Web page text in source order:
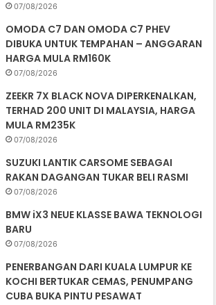
07/08/2026
OMODA C7 DAN OMODA C7 PHEV
DIBUKA UNTUK TEMPAHAN – ANGGARAN
HARGA MULA RM160K
07/08/2026
ZEEKR 7X BLACK NOVA DIPERKENALKAN,
TERHAD 200 UNIT DI MALAYSIA, HARGA
MULA RM235K
07/08/2026
SUZUKI LANTIK CARSOME SEBAGAI
RAKAN DAGANGAN TUKAR BELI RASMI
07/08/2026
BMW iX3 NEUE KLASSE BAWA TEKNOLOGI
BARU
07/08/2026
PENERBANGAN DARI KUALA LUMPUR KE
KOCHI BERTUKAR CEMAS, PENUMPANG
CUBA BUKA PINTU PESAWAT